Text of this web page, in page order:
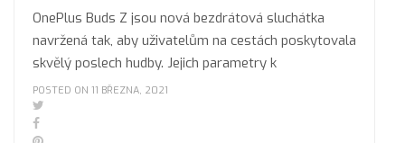
OnePlus Buds Z jsou nová bezdrátová sluchátka
navržená tak, aby uživatelům na cestách poskytovala
skvělý poslech hudby. Jejich parametry k
POSTED ON 11 BŘEZNA, 2021